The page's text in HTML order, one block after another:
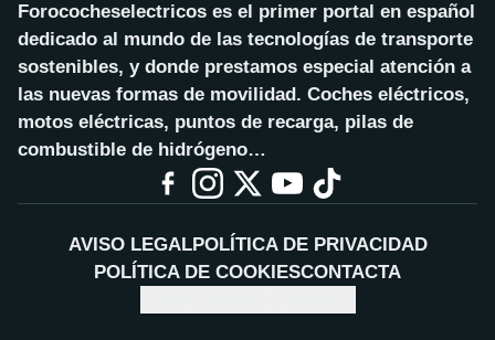
Forococheselectricos es el primer portal en español
dedicado al mundo de las tecnologías de transporte
sostenibles, y donde prestamos especial atención a
las nuevas formas de movilidad. Coches eléctricos,
motos eléctricas, puntos de recarga, pilas de
combustible de hidrógeno…
AVISO LEGALPOLÍTICA DE PRIVACIDAD
POLÍTICA DE COOKIESCONTACTA